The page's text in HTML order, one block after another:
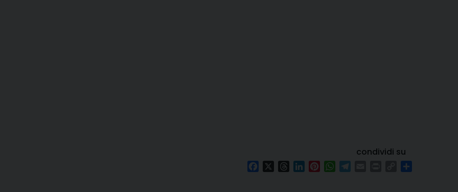
condividi su
FacebookThreadsLinkedInPinterestWhatsApp
Copy